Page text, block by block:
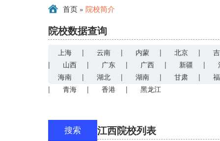
首页 » 院校简介
院校数据查询
上海 | 云南 | 内蒙 | 北京 |
|
山西 | 广东 | 广西 | 新疆 |
海南
| 湖北 | 湖南 | 甘肃 |
|
青海 | 香港 | 黑龙江
搜索 江西院校列表